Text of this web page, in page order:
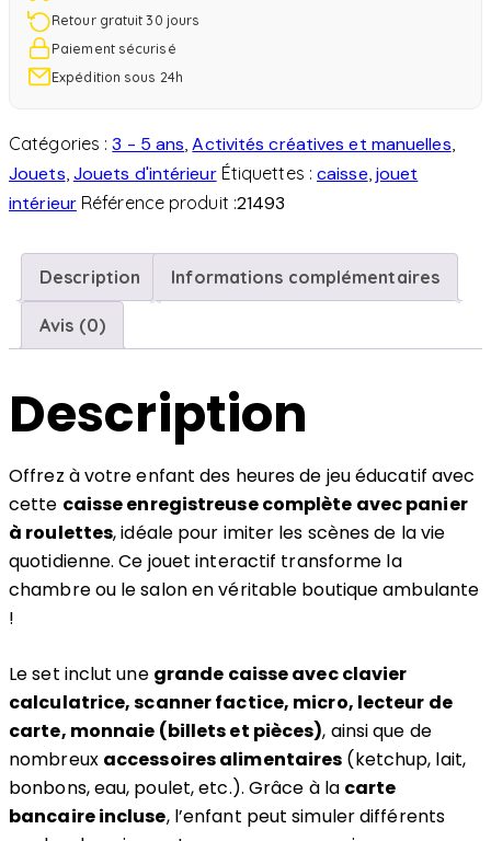
Retour gratuit 30 jours
Paiement sécurisé
Expédition sous 24h
Catégories :3 - 5 ans,Activités créatives et manuelles,
Jouets, Jouets d'intérieur Étiquettes :caisse, jouet
intérieur Référence produit :21493
Description Informations complémentaires
Avis (0)
Description
Offrez à votre enfant des heures de jeu éducatif avec
cette caisse enregistreuse complète avec panier
à roulettes, idéale pour imiter les scènes de la vie
quotidienne. Ce jouet interactif transforme la
chambre ou le salon en véritable boutique ambulante
!
Le set inclut une grande caisse avec clavier
calculatrice, scanner factice, micro, lecteur de
carte, monnaie (billets et pièces), ainsi que de
nombreux accessoires alimentaires (ketchup, lait,
bonbons, eau, poulet, etc.). Grâce à la carte
bancaire incluse, l’enfant peut simuler différents